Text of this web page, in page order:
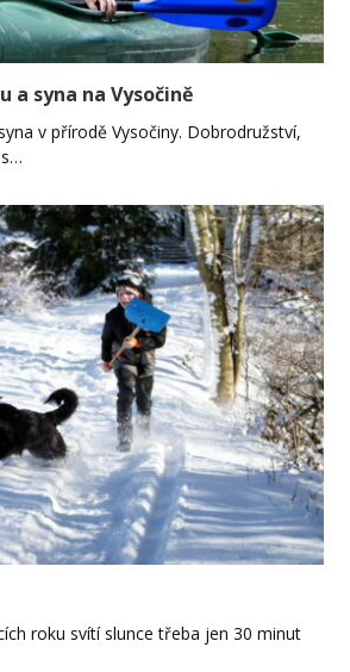
a syna na Vysočině
v přírodě Vysočiny. Dobrodružství,
roku svítí slunce třeba jen 30 minut